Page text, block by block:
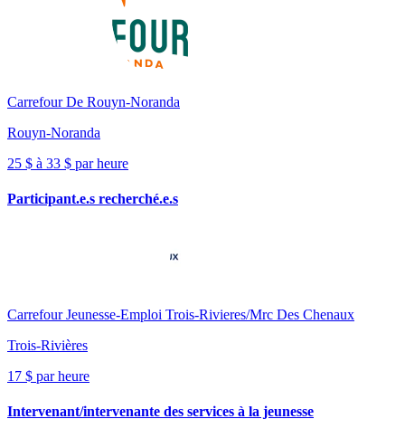
Carrefour De Rouyn-Noranda
Rouyn-Noranda
25 $ à 33 $ par heure
Participant.e.s recherché.e.s
Carrefour Jeunesse-Emploi Trois-Rivieres/Mrc Des Chenaux
Trois-Rivières
17 $ par heure
Intervenant/intervenante des services à la jeunesse